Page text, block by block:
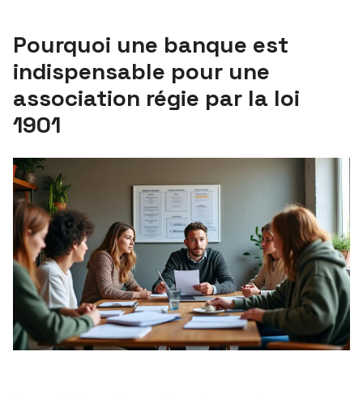
Pourquoi une banque est
indispensable pour une
association régie par la loi
1901